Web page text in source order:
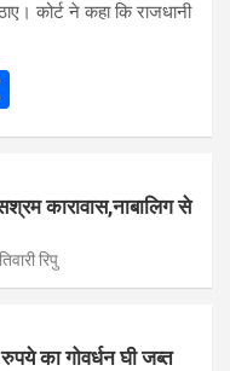
कोर्ट ने कहा कि राजधानी
h
e कारावास,नाबालिग से
रिपु
का गोवर्धन घी जब्त